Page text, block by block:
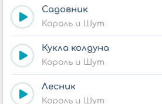
Садовник
Король и Шут
Кукла колдуна
Король и Шут
Лесник
Король и Шут